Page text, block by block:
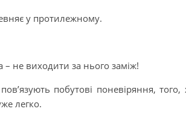
у протилежному.
не виходити за нього заміж!
побутові поневіряння,
легко.